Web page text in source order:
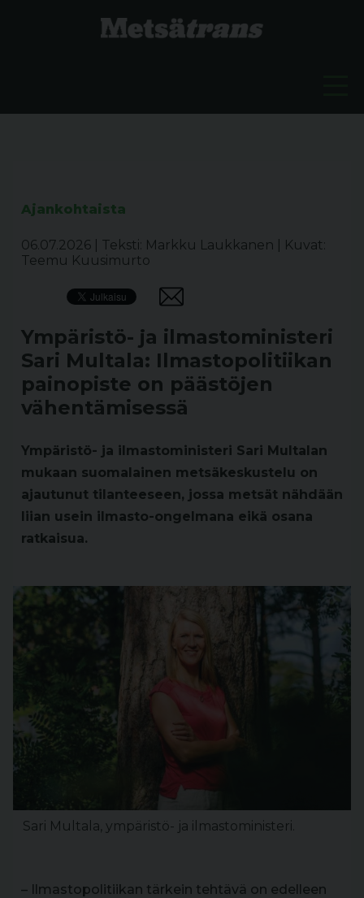
Ajankohtaista
06.07.2026 Teksti: Markku Laukkanen
Kuvat:
Teemu Kuusimurto
Ympäristö- ja ilmastoministeri
Sari Multala: Ilmastopolitiikan
painopiste on päästöjen
vähentämisessä
Ympäristö- ja ilmastoministeri Sari Multalan
mukaan suomalainen metsäkeskustelu on
ajautunut tilanteeseen, jossa metsät nähdään
liian usein ilmasto-ongelmana eikä osana
ratkaisua.
Sari Multala, ympäristö- ja ilmastoministeri.
– Ilmastopolitiikan tärkein tehtävä on edelleen